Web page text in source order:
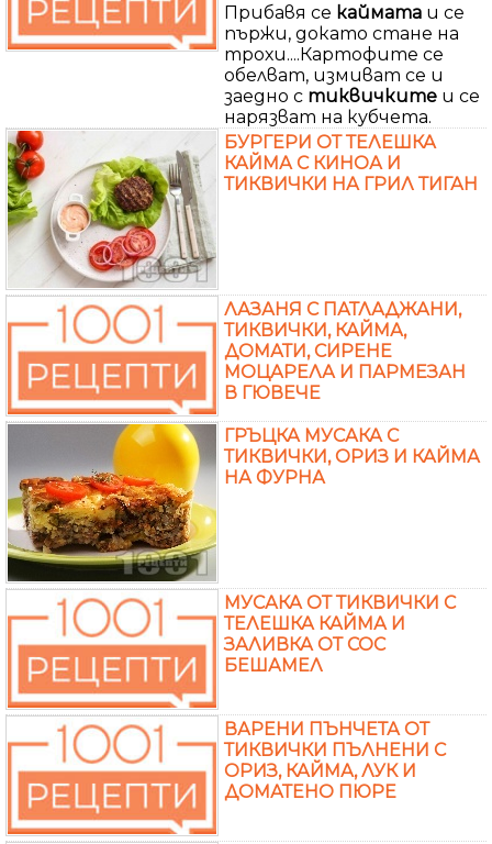
Прибавя се каймата и се
пържи, докато стане на
трохи....Картофите се
обелват, измиват се и
заедно с тиквичките и се
нарязват на кубчета.
БУРГЕРИ ОТ ТЕЛЕШКА
КАЙМА С КИНОА И
ТИКВИЧКИ НА ГРИЛ ТИГАН
ЛАЗАНЯ С ПАТЛАДЖАНИ,
ТИКВИЧКИ, КАЙМА,
ДОМАТИ, СИРЕНЕ
МОЦАРЕЛА И ПАРМЕЗАН
В ГЮВЕЧЕ
ГРЪЦКА МУСАКА С
ТИКВИЧКИ, ОРИЗ И КАЙМА
НА ФУРНА
МУСАКА ОТ ТИКВИЧКИ С
ТЕЛЕШКА КАЙМА И
ЗАЛИВКА ОТ СОС
БЕШАМЕЛ
ВАРЕНИ ПЪНЧЕТА ОТ
ТИКВИЧКИ ПЪЛНЕНИ С
ОРИЗ, КАЙМА, ЛУК И
ДОМАТЕНО ПЮРЕ